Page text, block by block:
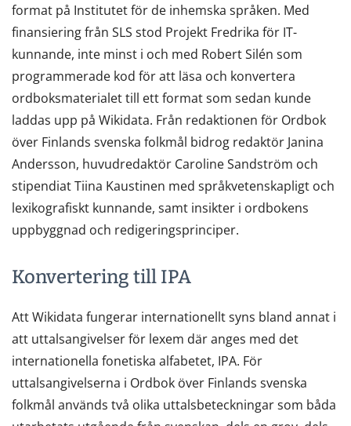
format på Institutet för de inhemska språken. Med
finansiering från SLS stod Projekt Fredrika för IT-
kunnande, inte minst i och med Robert Silén som
programmerade kod för att läsa och konvertera
ordboksmaterialet till ett format som sedan kunde
laddas upp på Wikidata. Från redaktionen för Ordbok
över Finlands svenska folkmål bidrog redaktör Janina
Andersson, huvudredaktör Caroline Sandström och
stipendiat Tiina Kaustinen med språkvetenskapligt och
lexikografiskt kunnande, samt insikter i ordbokens
uppbyggnad och redigeringsprinciper.
Konvertering till IPA
Att Wikidata fungerar internationellt syns bland annat i
att uttalsangivelser för lexem där anges med det
internationella fonetiska alfabetet, IPA. För
uttalsangivelserna i Ordbok över Finlands svenska
folkmål används två olika uttalsbeteckningar som båda